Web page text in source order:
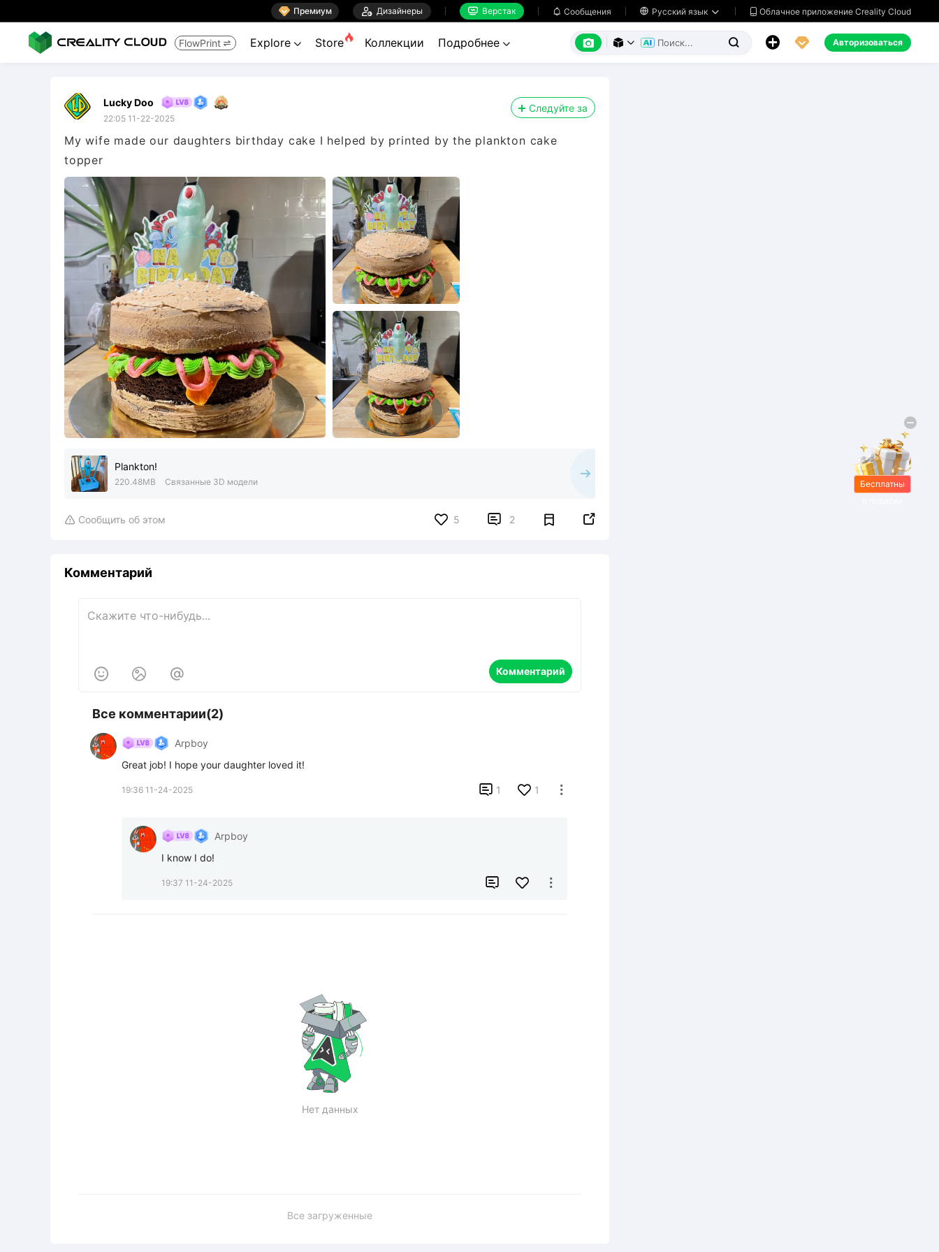
 Премиум  Дизайнеры  Верстак  Сообщения  Русский язык   Облачное приложение Creality Cloud
FlowPrint  Explore  Store Коллекции Подробнее        Авторизоваться
Lucky Doo
22:05 11-22-2025
Следуйте за
My wife made our daughters birthday cake I helped by printed by the plankton cake
topper
Plankton!
220.48MB Связанные 3D модели
 Сообщить об этом 5  2 
Комментарий
   Комментарий
Все комментарии(2)
Arpboy
Great job! I hope your daughter loved it!
19:36 11-24-2025  1 1 
Arpboy
I know I do!
19:37 11-24-2025  
Нет данных
Все загруженные
Бесплатны